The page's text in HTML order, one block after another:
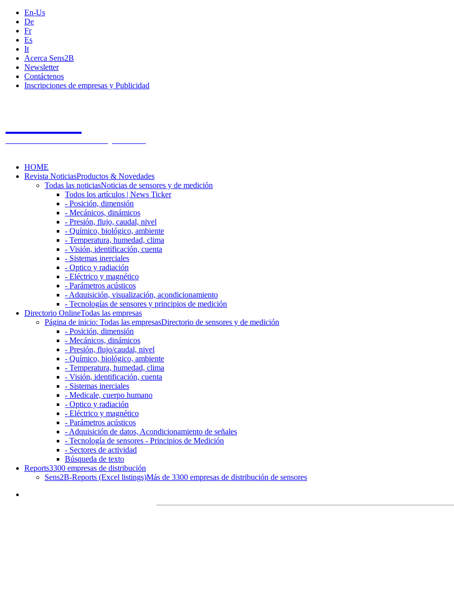
En-Us
De
Fr
Es
It
Acerca Sens2B
Newsletter
Contáctenos
Inscripciones de empresas y Publicidad
HOME
Revista NoticiasProductos & Novedades
Todas las noticiasNoticias de sensores y de medición
Todos los artículos | News Ticker
- Posición, dimensión
- Mecánicos, dinámicos
- Presión, flujo, caudal, nivel
- Químico, biológico, ambiente
- Temperatura, humedad, clima
- Visión, identificación, cuenta
- Sistemas inerciales
- Optico y radiación
- Eléctrico y magnético
- Parámetros acústicos
- Adquisición, visualización, acondicionamiento
- Tecnologías de sensores y principios de medición
Directorio OnlineTodas las empresas
Página de inicio: Todas las empresasDirectorio de sensores y de medición
- Posición, dimensión
- Mecánicos, dinámicos
- Presión, flujo/caudal, nivel
- Químico, biológico, ambiente
- Temperatura, humedad, clima
- Visión, identificación, cuenta
- Sistemas inerciales
- Medicale, cuerpo humano
- Optico y radiación
- Eléctrico y magnético
- Parámetros acústicos
- Adquisición de datos, Acondicionamiento de señales
- Tecnología de sensores - Principios de Medición
- Sectores de actividad
Búsqueda de texto
Reports3300 empresas de distribución
Sens2B-Reports (Excel listings)Más de 3300 empresas de distribución de sensores